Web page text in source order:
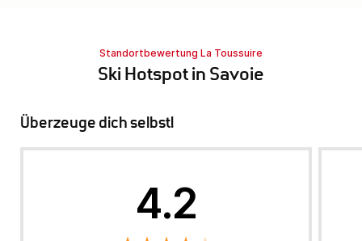
Standortbewertung La Toussuire
Ski Hotspot in Savoie
Überzeuge dich selbst!
4.2